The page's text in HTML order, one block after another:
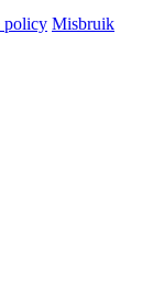
policy Misbruik